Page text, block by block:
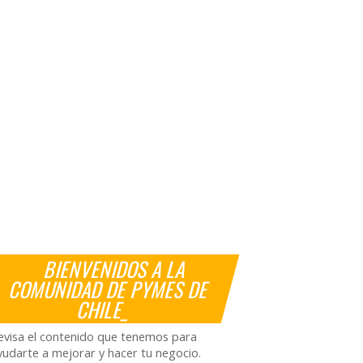
BIENVENIDOS A LA
COMUNIDAD DE PYMES DE
CHILE_
el contenido que tenemos para
a mejorar y hacer tu negocio.